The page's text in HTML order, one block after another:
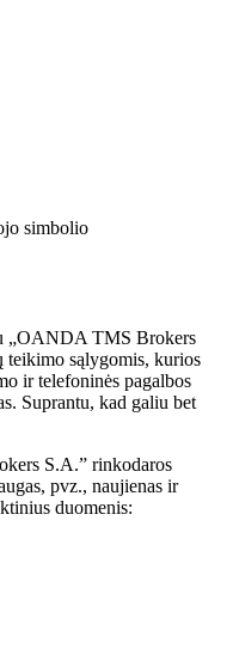
simbolio
„OANDA TMS Brokers
teikimo sąlygomis, kurios
ir telefoninės pagalbos
Suprantu, kad galiu bet
S.A.” rinkodaros
pvz., naujienas ir
duomenis: